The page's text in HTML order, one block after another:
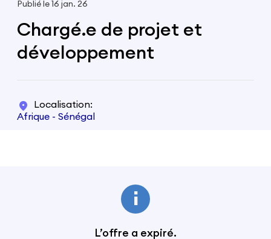
Publié le 16 jan. 26
Chargé.e de projet et
développement
Localisation
Afrique - Sénégal
L’offre a expiré.